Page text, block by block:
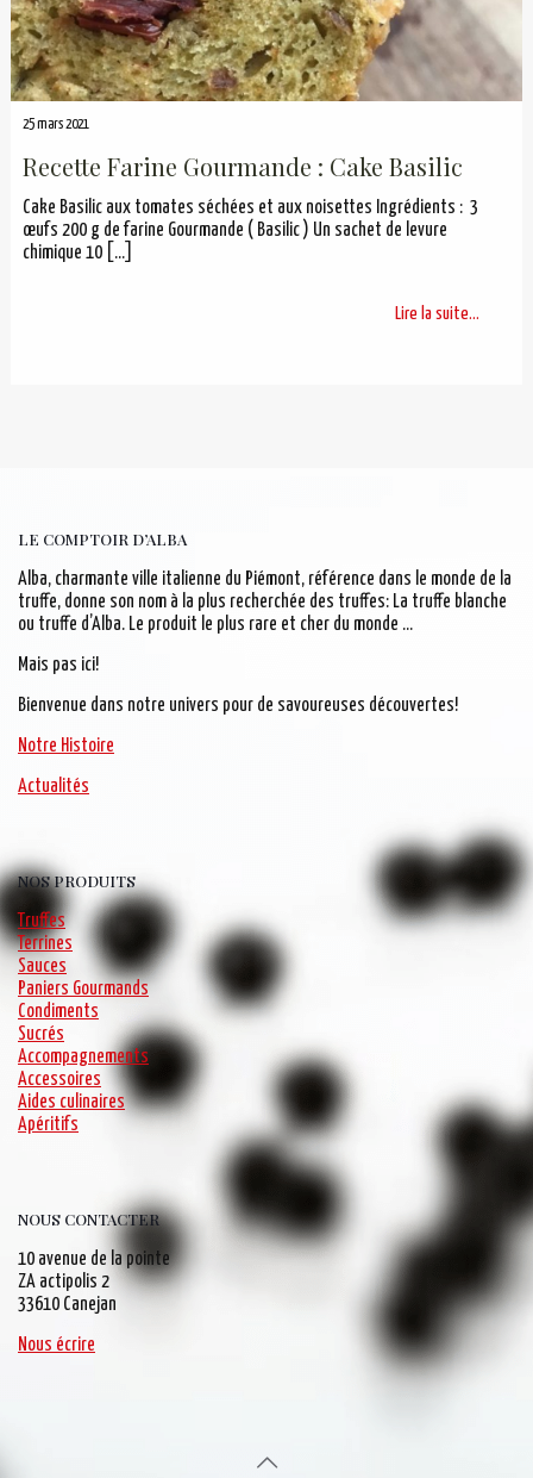
25 mars 2021
Recette Farine Gourmande : Cake Basilic
Cake Basilic aux tomates séchées et aux noisettes Ingrédients : 3
œufs 200 g de farine Gourmande ( Basilic ) Un sachet de levure
chimique 10 […]
Lire la suite...
LE COMPTOIR D’ALBA
Alba, charmante ville italienne du Piémont, référence dans le monde de la
truffe, donne son nom à la plus recherchée des truffes: La truffe blanche
ou truffe d’Alba. Le produit le plus rare et cher du monde …
Mais pas ici!
Bienvenue dans notre univers pour de savoureuses découvertes!
Notre Histoire
Actualités
NOS PRODUITS
Truffes
Terrines
Sauces
Paniers Gourmands
Condiments
Sucrés
Accompagnements
Accessoires
Aides culinaires
Apéritifs
NOUS CONTACTER
10 avenue de la pointe
ZA actipolis 2
33610 Canejan
Nous écrire